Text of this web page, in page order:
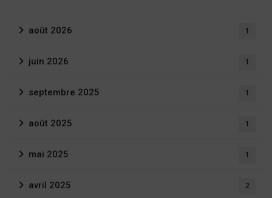
août 2026 1
juin 2026 1
septembre 2025 1
août 2025 1
mai 2025 1
avril 2025 2